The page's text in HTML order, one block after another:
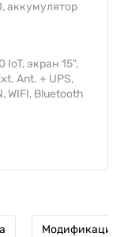
аккумулятор
IoT, экран 15",
Ant. + UPS,
WIFI, Bluetooth
Модификации